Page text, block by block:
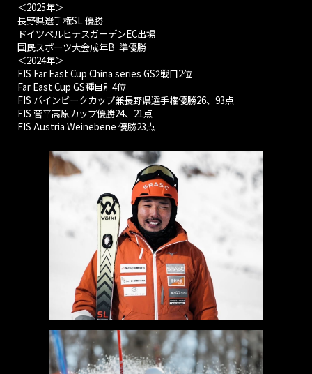
＜2025年＞
長野県選手権SL 優勝
ドイツベルヒテスガーデンEC出場
国民スポーツ大会成年B 準優勝
＜2024年＞
FIS Far East Cup China series GS2戦目2位
Far East Cup GS種目別4位
FIS パインビークカップ兼長野県選手権優勝26、93点
FIS 菅平高原カップ優勝24、21点
FIS Austria Weinebene 優勝23点